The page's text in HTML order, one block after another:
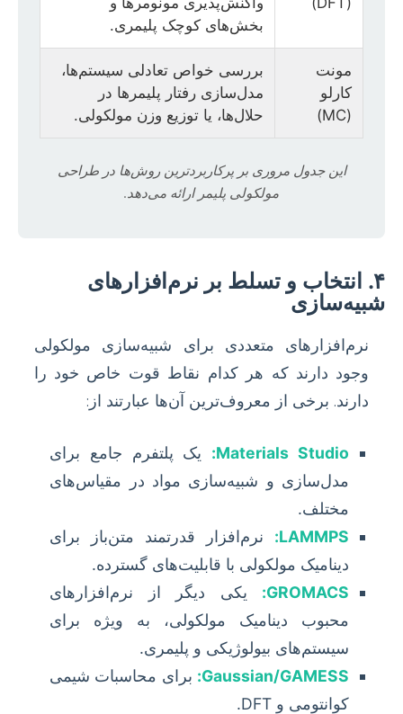
بخش‌های کوچک پلیمری.
مونت
کارلو
(MC)
بررسی خواص تعادلی سیستم‌ها،
مدل‌سازی رفتار پلیمرها در
حلال‌ها، یا توزیع وزن مولکولی.
این جدول مروری بر پرکاربردترین روش‌ها در طراحی
مولکولی پلیمر ارائه می‌دهد.
۴. انتخاب و تسلط بر نرم‌افزارهای
شبیه‌سازی
نرم‌افزارهای متعددی برای شبیه‌سازی مولکولی
وجود دارند که هر کدام نقاط قوت خاص خود را
دارند. برخی از معروف‌ترین آن‌ها عبارتند از:
Materials Studio:
یک پلتفرم جامع برای
مدل‌سازی و شبیه‌سازی مواد در مقیاس‌های
مختلف.
LAMMPS:
نرم‌افزار قدرتمند متن‌باز برای
دینامیک مولکولی با قابلیت‌های گسترده.
GROMACS:
یکی دیگر از نرم‌افزارهای
محبوب دینامیک مولکولی، به ویژه برای
سیستم‌های بیولوژیکی و پلیمری.
Gaussian/GAMESS: برای محاسبات شیمی
کوانتومی و DFT.